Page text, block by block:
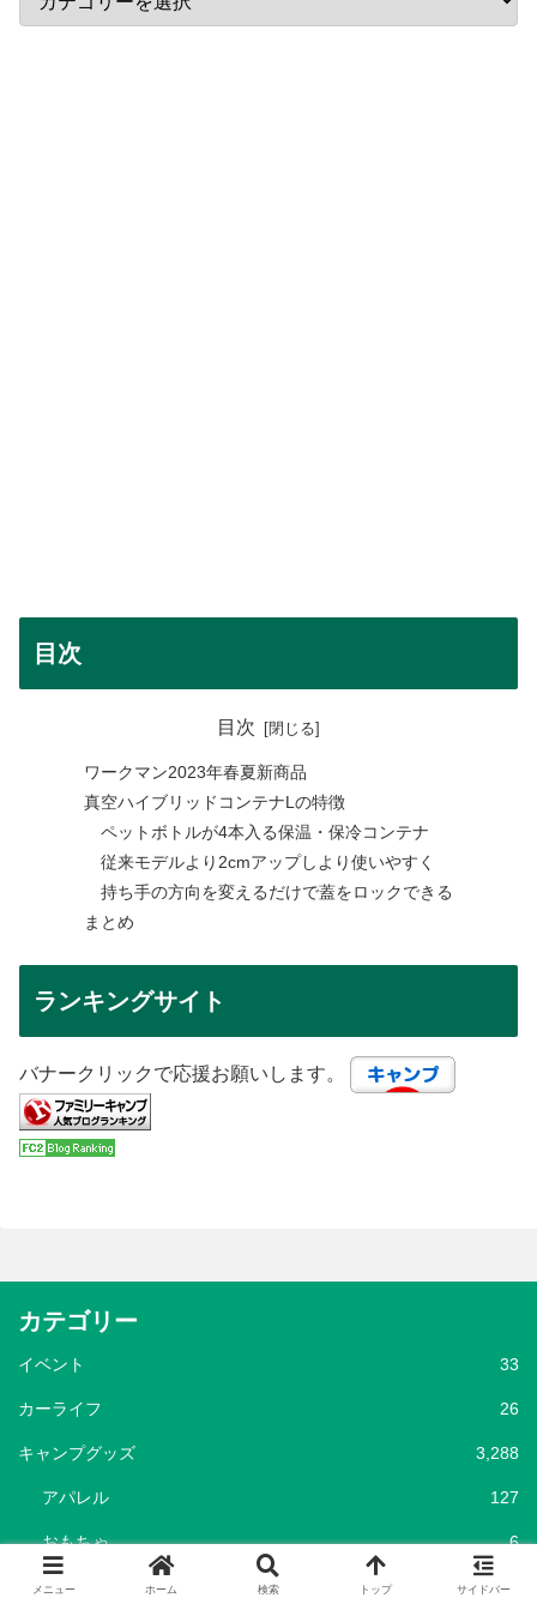
目次
目次
ワークマン2023年春夏新商品
真空ハイブリッドコンテナLの特徴
ペットボトルが4本入る保温・保冷コンテナ
従来モデルより2cmアップしより使いやすく
持ち手の方向を変えるだけで蓋をロックできる
まとめ
ランキングサイト
バナークリックで応援お願いします。
カテゴリー
イベント 33
カーライフ 26
キャンプグッズ 3,288
アパレル 127
おもちゃ 6
クーラー 172
メニュー ホーム 検索 トップ サイドバー